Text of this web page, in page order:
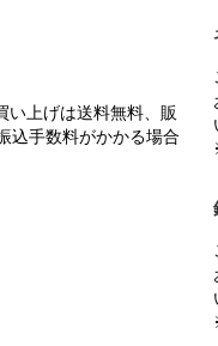
い上げは送料無料、販
込手数料がかかる場合